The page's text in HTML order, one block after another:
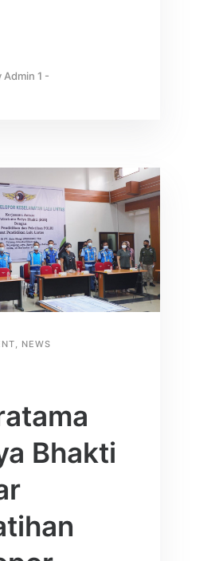
Admin 1 -
, NEWS
Bhakti